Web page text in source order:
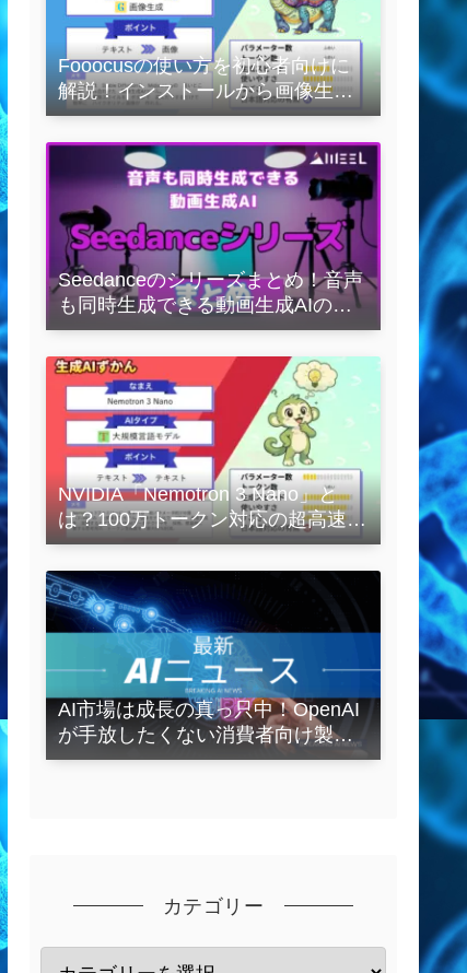
Fooocusの使い方を初心者向けに
解説！インストールから画像生成
の実践まで紹介
Seedanceのシリーズまとめ！音声
も同時生成できる動画生成AIの全
容を解説
NVIDIA「Nemotron 3 Nano」と
は？100万トークン対応の超高速
LLMを徹底解説
AI市場は成長の真っ只中！OpenAI
が手放したくない消費者向け製品
とは？
カテゴリー